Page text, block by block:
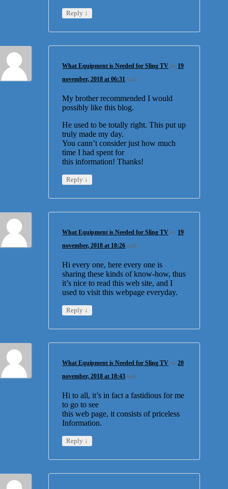
Reply ↓
What Equipment is Needed for Sling TV on 19
november, 2018 at 06:31 said:
My brother recommended I would
possibly like this blog.
He used to be totally right. This put up
truly made my day.
You cann’t consider just how much
time I had spent for
this information! Thanks!
Reply ↓
What Equipment is Needed for Sling TV on 19
november, 2018 at 18:26 said:
Hi every one, here every one is
sharing these kinds of know-how, thus
it’s nice to read this web site, and I
used to visit this webpage everyday.
Reply ↓
What Equipment is Needed for Sling TV on20
november, 2018 at 18:43 said:
Hi to all, it’s in fact a fastidious for me
to go to see
this web page, it consists of priceless
Information.
Reply ↓